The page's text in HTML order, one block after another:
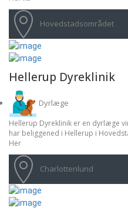
Hundetilskud
Hundetræningsudstyr
Hundeudstyr
Hvalpeudstyr
Om
Hovedstadsområdet
Hellerup Dyreklinik
Dyrlæge
Hellerup Dyreklinik er en dyrlæge
har beliggened i Hellerup i
Her
Charlottenlund